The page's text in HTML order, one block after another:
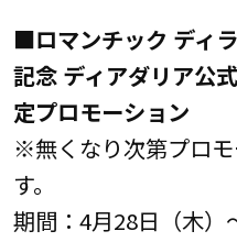
■ロマンチック ディ
記念 ディアダリア公
定プロモーション
※無くなり次第プロ
す。
期間：4月28日（木）